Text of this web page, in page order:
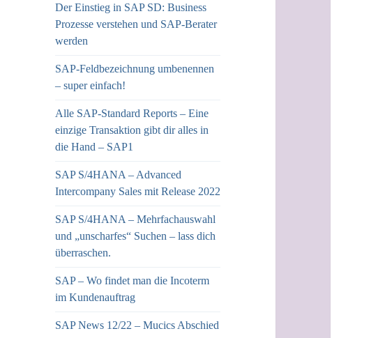
Der Einstieg in SAP SD: Business
Prozesse verstehen und SAP-Berater
werden
SAP-Feldbezeichnung umbenennen
– super einfach!
Alle SAP-Standard Reports – Eine
einzige Transaktion gibt dir alles in
die Hand – SAP1
SAP S/4HANA – Advanced
Intercompany Sales mit Release 2022
SAP S/4HANA – Mehrfachauswahl
und „unscharfes“ Suchen – lass dich
überraschen.
SAP – Wo findet man die Incoterm
im Kundenauftrag
SAP News 12/22 – Mucics Abschied